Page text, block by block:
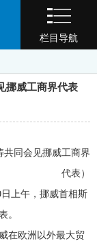
栏目导航
挪威工商界代表
共同会见挪威工商界
代表）
上午，挪威首相斯
。
在欧洲以外最大贸